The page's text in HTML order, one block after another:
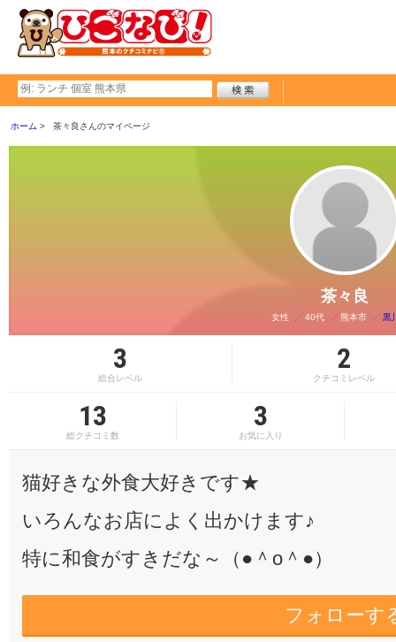
ホーム 茶々良さんのマイページ
茶々良
女性 40代 熊本市 黒
3
総合レベル
2
クチコミレベル
13
総クチコミ数
3
お気に入り
猫好きな外食大好きです★
いろんなお店によく出かけます♪
特に和食がすきだな～（●＾o＾●）
フォローす